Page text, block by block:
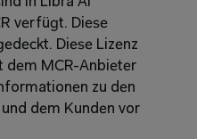
verfügt. Diese
Diese Lizenz
dem MCR-Anbieter
zu den
dem Kunden vor